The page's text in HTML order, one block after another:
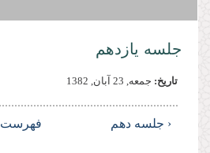
جلسه یازدهم
تاریخ: جمعه, 23 آبان, 1382
‹ جلسه دهم فهرست